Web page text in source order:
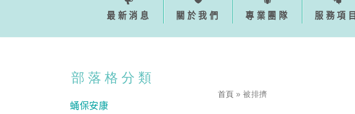
最新消息 關於我們 專業團隊 服務項目
部落格分類
蛹保安康
首頁 »被排擠